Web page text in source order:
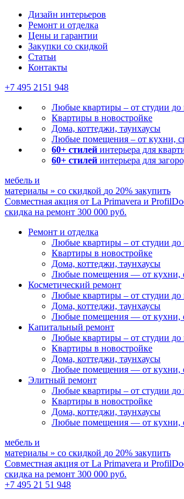
Дизайн интерьеров
Ремонт и отделка
Цены и гарантии
Закупки со скидкой
Статьи
Контакты
+7 495 2151 948
Любые квартиры – от студии до
Квартиры в новостройке
Дома, коттеджи, таунхаусы
Любые помещения – от кухни,
60+ стилей интерьера для
60+ стилей интерьера для
мебель и
материалы » со скидкой до 20% закупить
Совместная акция от La Primavera и
скидка на ремонт 300 000 руб.
Ремонт и отделка
Любые квартиры – от студии до
Квартиры в новостройке
Дома, коттеджи, таунхаусы
Любые помещения — от кухни,
Косметический ремонт
Любые квартиры – от студии до
Дома, коттеджи, таунхаусы
Любые помещения — от кухни,
Капитальный ремонт
Любые квартиры – от студии до
Квартиры в новостройке
Дома, коттеджи, таунхаусы
Любые помещения — от кухни,
Элитный ремонт
Любые квартиры – от студии до
Квартиры в новостройке
Дома, коттеджи, таунхаусы
Любые помещения — от кухни,
мебель и
материалы » со скидкой до 20% закупить
Совместная акция от La Primavera и
скидка на ремонт 300 000 руб.
+7 495 21 51 948